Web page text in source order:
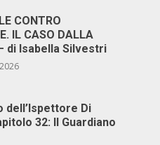
CONTRO
IL CASO DALLA
– di Isabella Silvestri
dell’Ispettore Di
32: Il Guardiano